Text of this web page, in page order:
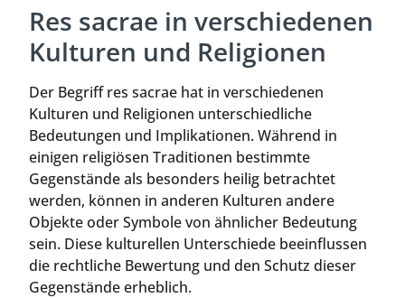
Res sacrae in verschiedenen
Kulturen und Religionen
Der Begriff res sacrae hat in verschiedenen
Kulturen und Religionen unterschiedliche
Bedeutungen und Implikationen. Während in
einigen religiösen Traditionen bestimmte
Gegenstände als besonders heilig betrachtet
werden, können in anderen Kulturen andere
Objekte oder Symbole von ähnlicher Bedeutung
sein. Diese kulturellen Unterschiede beeinflussen
die rechtliche Bewertung und den Schutz dieser
Gegenstände erheblich.